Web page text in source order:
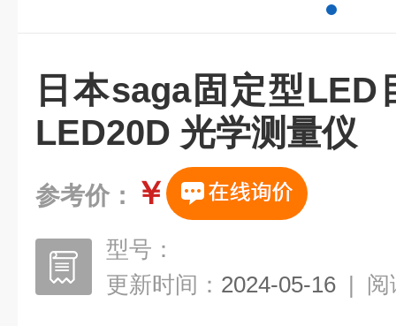
日本saga固定型LED
LED20D 光学测量仪
参考价： ￥
型号：
更新时间： 2024-05-16 | 阅